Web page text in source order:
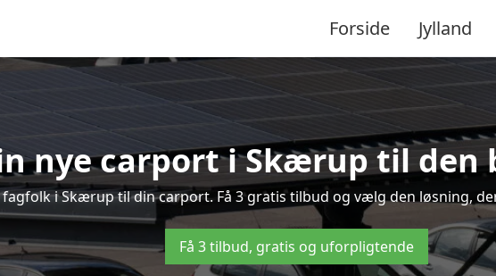
Forside Jylland
nye carport i Skærup til den
i Skærup til din carport. Få 3 gratis tilbud og vælg den løsning,
Få 3 tilbud, gratis og uforpligtende